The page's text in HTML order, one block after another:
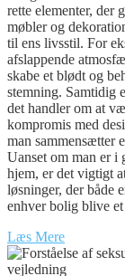
rette elementer,
møbler og
til ens livsstil. For
afslappende
skabe et blødt og
stemning. Samtidig
det handler om at
kompromis med
man sammensætter
Uanset om man er i
hjem, er det vigtigt
løsninger, der både
enhver bolig blive
Læs Mere